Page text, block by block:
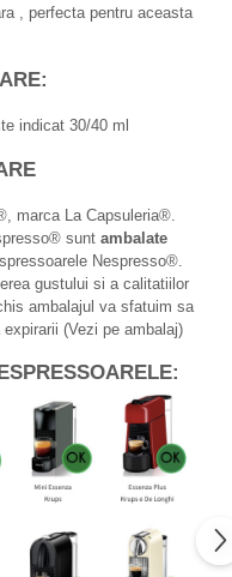
, perfecta pentru aceasta
indicat 30/40 ml
marca La Capsuleria®.
sunt ambalate
Nespresso®.
gustului si a calitatiilor
ambalajul va sfatuim sa
(Vezi pe ambalaj)